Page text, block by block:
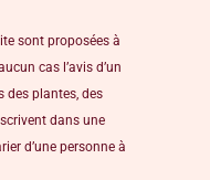
sont proposées à
cas l’avis d’un
des plantes, des
dans une
d’une personne à